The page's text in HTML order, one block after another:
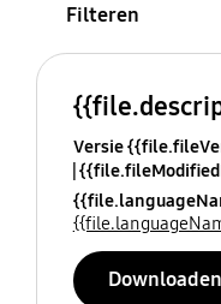
Filteren
Versie
Downloaden